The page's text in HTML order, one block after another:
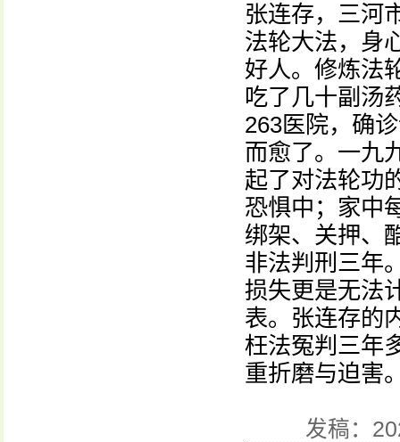
张连存，三河
法轮大法，身
好人。修炼法
吃了几十副汤
263医院，确
而愈了。一九
起了对法轮功
恐惧中；家中
绑架、关押、
非法判刑三年
损失更是无法
表。张连存的
枉法冤判三年
重折磨与迫害
发稿：